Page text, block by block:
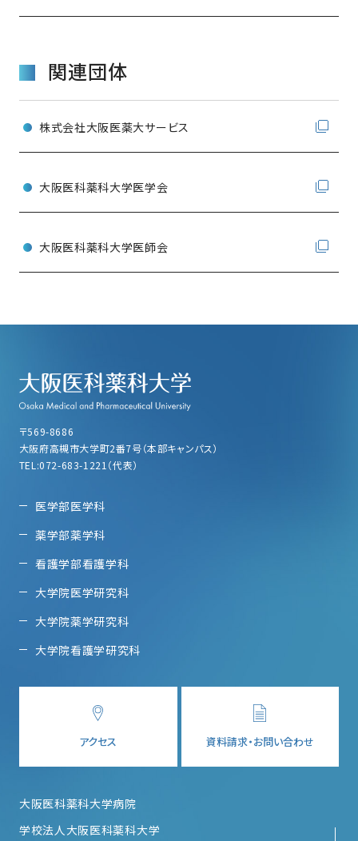
関連団体
株式会社大阪医薬大サービス
大阪医科薬科大学医学会
大阪医科薬科大学医師会
〒569-8686
大阪府高槻市大学町2番7号（本部キャンパス）
TEL:072-683-1221（代表）
医学部医学科
薬学部薬学科
看護学部看護学科
大学院医学研究科
大学院薬学研究科
大学院看護学研究科
アクセス 資料請求・お問い合わせ
大阪医科薬科大学病院
学校法人大阪医科薬科大学